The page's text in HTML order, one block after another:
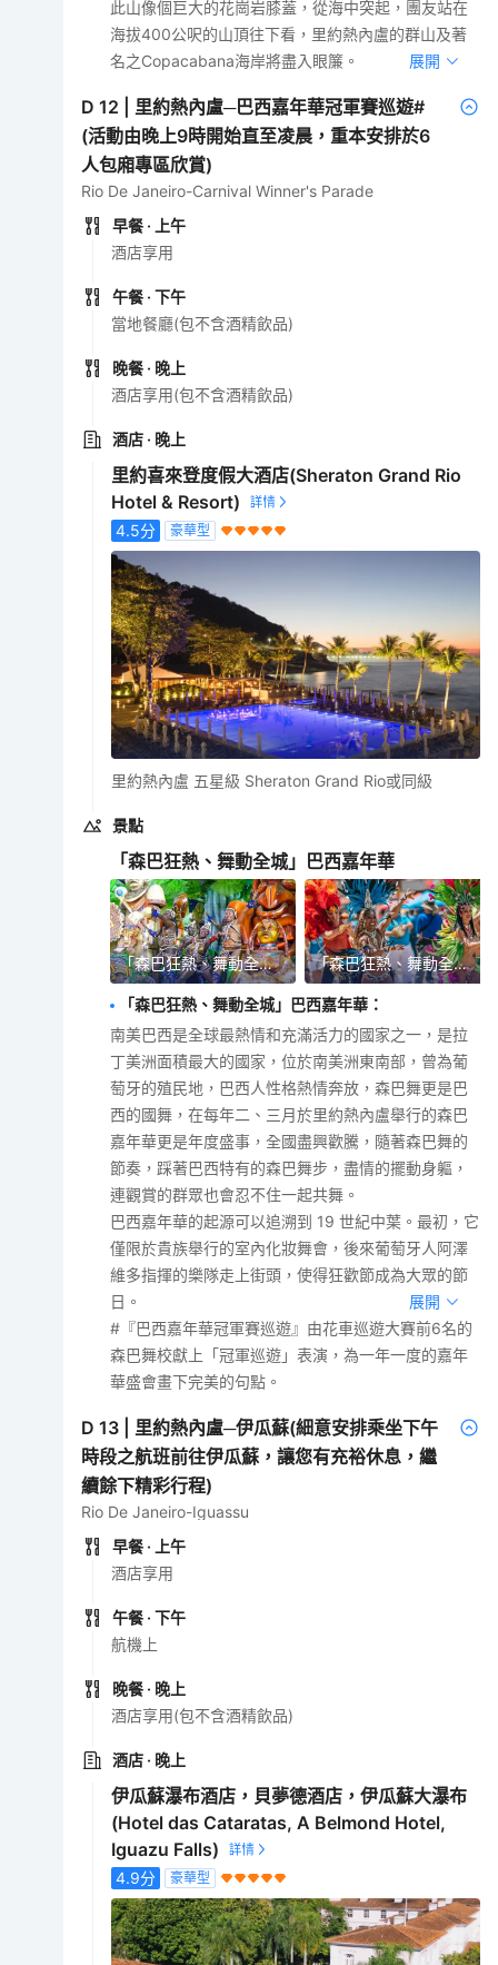
此山像個巨大的花崗岩膝蓋，從海中突起，團友站在
海拔400公呎的山頂往下看，里約熱內盧的群山及著
名之Copacabana海岸將盡入眼簾。
展開
D12
里約熱內盧─巴西嘉年華冠軍賽巡遊#
(活動由晚上9時開始直至凌晨，重本安排於6
人包廂專區欣賞)
Rio De Janeiro-Carnival Winner's Parade
早餐 · 上午
酒店享用
午餐 · 下午
當地餐廳(包不含酒精飲品)
晚餐 · 晚上
酒店享用(包不含酒精飲品)
酒店 · 晚上
里約喜來登度假大酒店(Sheraton Grand Rio
Hotel & Resort)
4.5分 豪華型
里約熱內盧 五星級 Sheraton Grand Rio或同級
景點
「森巴狂熱、舞動全城」巴西嘉年華
「森巴狂熱、舞動全城」巴西嘉年華 「森巴狂熱、舞動全城」巴西嘉年華
「森巴狂熱、舞動全城」巴西嘉年華 ：
南美巴西是全球最熱情和充滿活力的國家之一，是拉
丁美洲面積最大的國家，位於南美洲東南部，曾為葡
萄牙的殖民地，巴西人性格熱情奔放，森巴舞更是巴
西的國舞，在每年二、三月於里約熱內盧舉行的森巴
嘉年華更是年度盛事，全國盡興歡騰，隨著森巴舞的
節奏，踩著巴西特有的森巴舞步，盡情的擺動身軀，
連觀賞的群眾也會忍不住一起共舞。
巴西嘉年華的起源可以追溯到 19 世紀中葉。最初，它
僅限於貴族舉行的室內化妝舞會，後來葡萄牙人阿澤
維多指揮的樂隊走上街頭，使得狂歡節成為大眾的節
日。
展開
#『巴西嘉年華冠軍賽巡遊』由花車巡遊大賽前6名的
森巴舞校獻上「冠軍巡遊」表演，為一年一度的嘉年
華盛會畫下完美的句點。
D13
里約熱內盧─伊瓜蘇(細意安排乘坐下午
時段之航班前往伊瓜蘇，讓您有充裕休息，繼
續餘下精彩行程)
Rio De Janeiro-Iguassu
早餐 · 上午
酒店享用
午餐 · 下午
航機上
晚餐 · 晚上
酒店享用(包不含酒精飲品)
酒店 · 晚上
伊瓜蘇瀑布酒店，貝夢德酒店，伊瓜蘇大瀑布
(Hotel das Cataratas, A Belmond Hotel,
Iguazu Falls)
4.9分 豪華型